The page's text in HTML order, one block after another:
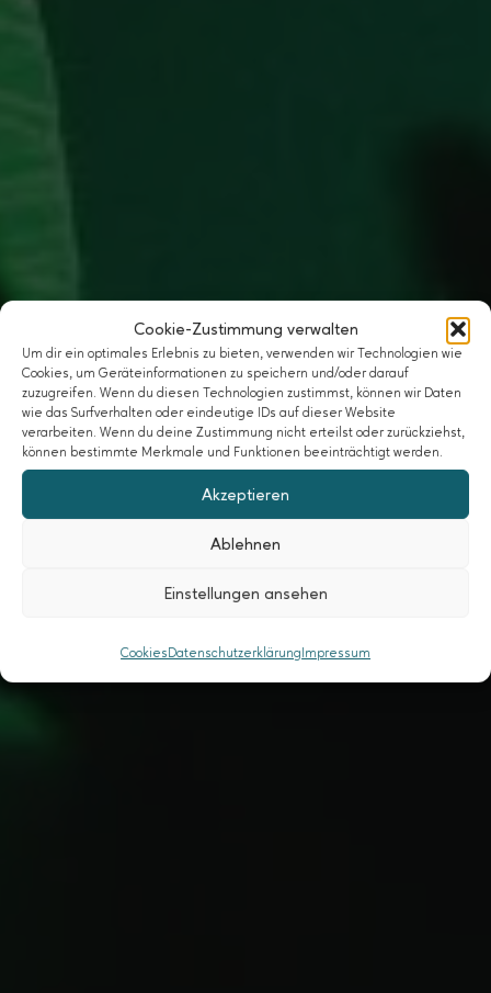
Cookie-Zustimmung verwalten
Um dir ein optimales Erlebnis zu bieten, verwenden wir Technologien wie
Cookies, um Geräteinformationen zu speichern und/oder darauf
zuzugreifen. Wenn du diesen Technologien zustimmst, können wir Daten
wie das Surfverhalten oder eindeutige IDs auf dieser Website
verarbeiten. Wenn du deine Zustimmung nicht erteilst oder zurückziehst,
können bestimmte Merkmale und Funktionen beeinträchtigt werden.
Akzeptieren
Ablehnen
Einstellungen ansehen
Cookies Datenschutzerklärung Impressum